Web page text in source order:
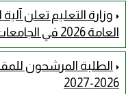
وزارة التعليم تعلن
العامة 2026 في الجامعات الفلسطينية
الطلبة المرشحون
2026-2027